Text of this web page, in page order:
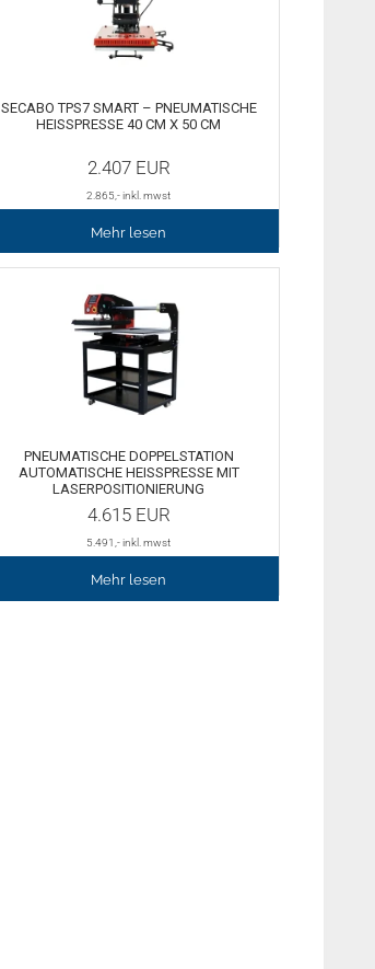
SECABO TPS7 SMART – PNEUMATISCHE
HEISSPRESSE 40 CM X 50 CM
2.407EUR
2.865 ,- inkl. mwst
Mehr lesen
PNEUMATISCHE DOPPELSTATION
AUTOMATISCHE HEISSPRESSE MIT L
ASERPOSITIONIERUNG
4.615EUR
5.491,- inkl. mwst
Mehr lesen